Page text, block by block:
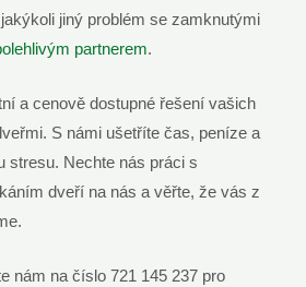
jiný problém se zamknutými
partnerem.
a cenově dostupné řešení vašich
S námi ušetříte čas, peníze a
stresu. Nechte nás práci s
dveří na nás a věřte, že vás z
nám na číslo 721 145 237 pro